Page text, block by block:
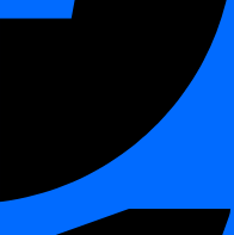
dans un projet
les actifs de
dans le système